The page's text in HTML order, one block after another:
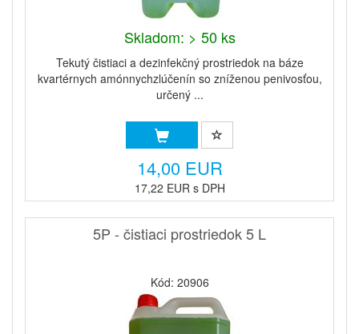
Skladom: > 50 ks
Tekutý čistiaci a dezinfekčný prostriedok na báze
kvartérnych amónnychzlúčenín so zníženou penivosťou,
určený ...
14,00 EUR
17,22 EUR s DPH
5P - čistiaci prostriedok 5 L
Kód: 20906